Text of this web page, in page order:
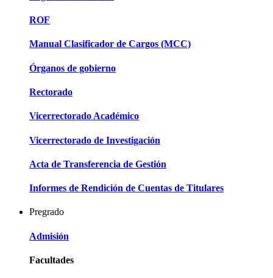
ROF
Manual Clasificador de Cargos (MCC)
Órganos de gobierno
Rectorado
Vicerrectorado Académico
Vicerrectorado de Investigación
Acta de Transferencia de Gestión
Informes de Rendición de Cuentas de Titulares
Pregrado
Admisión
Facultades